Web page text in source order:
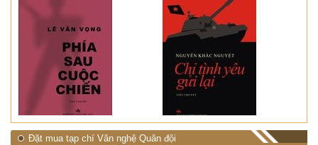
Đặt mua tạp chí Văn nghệ Quân đội